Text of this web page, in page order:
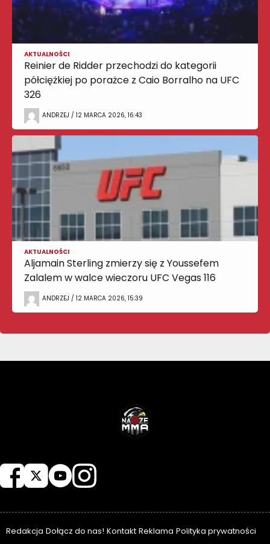
AKTUALNOŚCI
Reinier de Ridder przechodzi do kategorii
półciężkiej po porażce z Caio Borralho na UFC
326
ANDRZEJ / 12 MARCA 2026, 16:43
AKTUALNOŚCI
Aljamain Sterling zmierzy się z Youssefem
Zalalem w walce wieczoru UFC Vegas 116
ANDRZEJ / 12 MARCA 2026, 15:39
Redakcja Dołącz do nas! Kontakt Reklama Polityka prywatności